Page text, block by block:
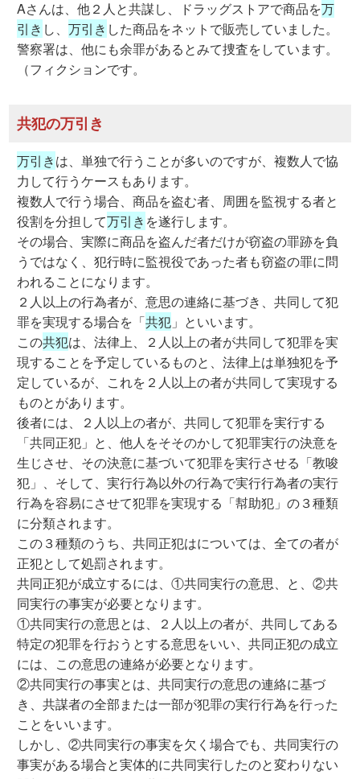
Aさんは、他２人と共謀し、ドラッグストアで商品を万
引き し、万引き した商品をネットで販売していました。
警察署は、他にも余罪があるとみて捜査をしています。
（フィクションです。
共犯の万引き
万引きは、単独で行うことが多いのですが、複数人で協
力して行うケースもあります。
複数人で行う場合、商品を盗む者、周囲を監視する者と
役割を分担して万引き を遂行します。
その場合、実際に商品を盗んだ者だけが窃盗の罪跡を負
うではなく、犯行時に監視役であった者も窃盗の罪に問
われることになります。
２人以上の行為者が、意思の連絡に基づき、共同して犯
罪を実現する場合を「共犯 」といいます。
この共犯は、法律上、２人以上の者が共同して犯罪を実
現することを予定しているものと、法律上は単独犯を予
定しているが、これを２人以上の者が共同して実現する
ものとがあります。
後者には、２人以上の者が、共同して犯罪を実行する
「共同正犯」と、他人をそそのかして犯罪実行の決意を
生じさせ、その決意に基づいて犯罪を実行させる「教唆
犯」、そして、実行行為以外の行為で実行行為者の実行
行為を容易にさせて犯罪を実現する「幇助犯」の３種類
に分類されます。
この３種類のうち、共同正犯はについては、全ての者が
正犯として処罰されます。
共同正犯が成立するには、①共同実行の意思、と、②共
同実行の事実が必要となります。
①共同実行の意思とは、２人以上の者が、共同してある
特定の犯罪を行おうとする意思をいい、共同正犯の成立
には、この意思の連絡が必要となります。
②共同実行の事実とは、共同実行の意思の連絡に基づ
き、共謀者の全部または一部が犯罪の実行行為を行った
ことをいいます。
しかし、②共同実行の事実を欠く場合でも、共同実行の
事実がある場合と実体的に共同実行したのと変わりない